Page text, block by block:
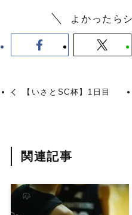
よかったら
【いさとSC杯】1日目
関連記事